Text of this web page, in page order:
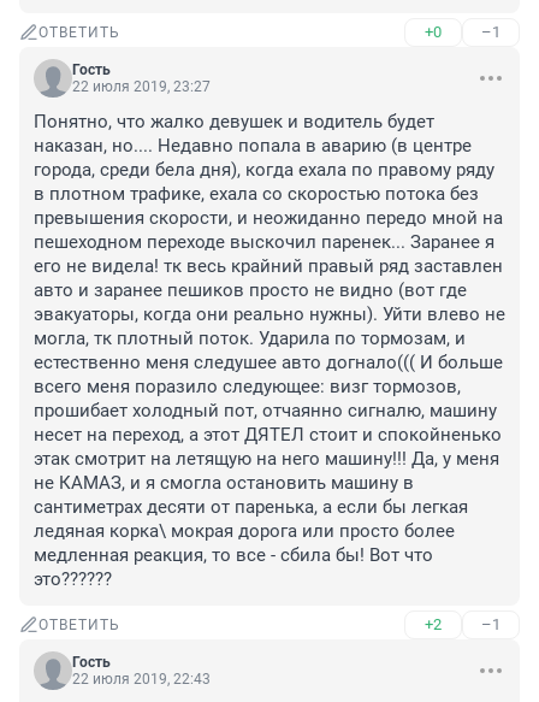
ОТВЕТИТЬ +0 –1
Гость
22 июля 2019, 23:27
Понятно, что жалко девушек и водитель будет
наказан, но.... Недавно попала в аварию (в центре
города, среди бела дня), когда ехала по правому ряду
в плотном трафике, ехала со скоростью потока без
превышения скорости, и неожиданно передо мной на
пешеходном переходе выскочил паренек... Заранее я
его не видела! тк весь крайний правый ряд заставлен
авто и заранее пешиков просто не видно (вот где
эвакуаторы, когда они реально нужны). Уйти влево не
могла, тк плотный поток. Ударила по тормозам, и
естественно меня следушее авто догнало((( И больше
всего меня поразило следующее: визг тормозов,
прошибает холодный пот, отчаянно сигналю, машину
несет на переход, а этот ДЯТЕЛ стоит и спокойненько
этак смотрит на летящую на него машину!!! Да, у меня
не КАМАЗ, и я смогла остановить машину в
сантиметрах десяти от паренька, а если бы легкая
ледяная корка\ мокрая дорога или просто более
медленная реакция, то все - сбила бы! Вот что
это??????
ОТВЕТИТЬ +2 –1
Гость
22 июля 2019, 22:43